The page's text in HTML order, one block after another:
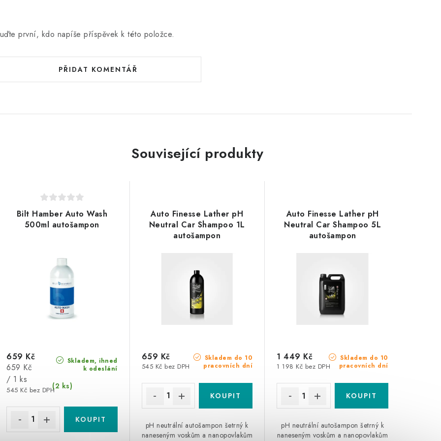
první, kdo napíše příspěvek k této položce.
PŘIDAT KOMENTÁŘ
Související produkty
Bilt Hamber Auto Wash
500ml autošampon
Skladem, ihned
k odeslání
(2 ks)
545 Kč bez DPH
659 Kč
Měrná
cena:
659 Kč
/ 1 ks
Auto Finesse Lather pH
Neutral Car Shampoo 1L
autošampon
Skladem do 10
pracovních dní
545 Kč bez DPH
659 Kč
pH neutrální autošampon šetrný k
naneseným voskům a nanopovlakům
Auto Finesse Lather pH
Neutral Car Shampoo 5L
autošampon
Skladem do 10
pracovních dní
1 198 Kč bez DPH
1 449 Kč
pH neutrální autošampon šetrný k
naneseným voskům a nanopovlakům